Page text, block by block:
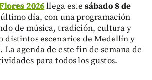
2026llega este sábado 8 de
día, con una programación
de música, tradición, cultura y
distintos escenarios de Medellín y
La agenda de este fin de semana de
para todos los gustos.